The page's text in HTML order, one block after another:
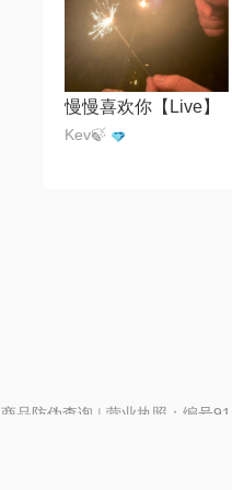
慢慢喜欢你【Live】
Kev🍃
商品防伪查询 | 营业执照：编号